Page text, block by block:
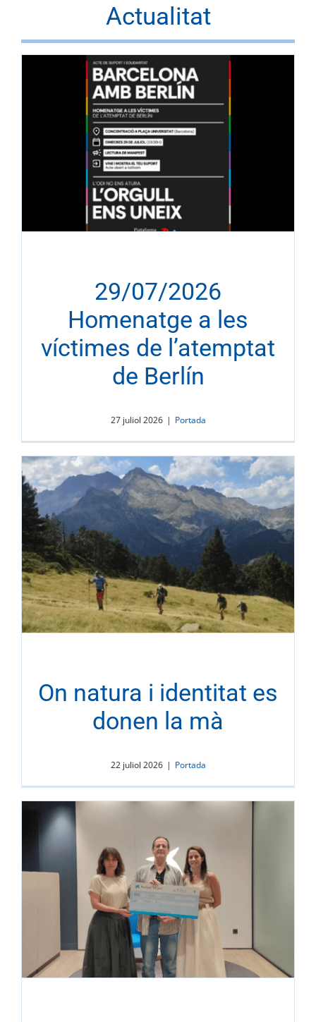
Actualitat
29/07/2026
Homenatge a les
víctimes de l’atemptat
de Berlín
27 juliol 2026 | Portada
On natura i identitat es
donen la mà
22 juliol 2026 | Portada